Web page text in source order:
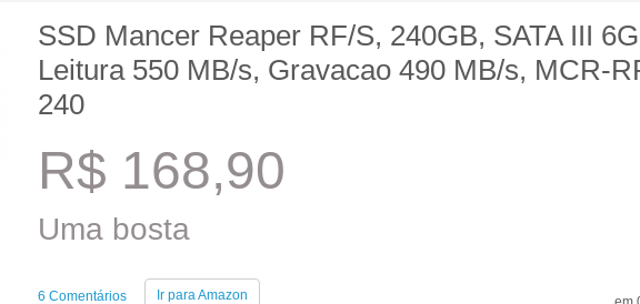
SSD Mancer Reaper RF/S, 240GB, SATA III
Leitura 550 MB/s, Gravacao 490 MB/s, MCR-
240
R$ 168,90
Uma bosta
6 Comentários Ir paraAmazon